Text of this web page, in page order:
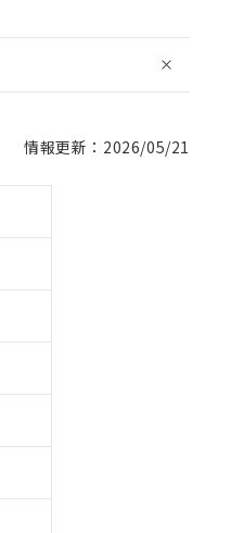
情報更新：2026/05/21